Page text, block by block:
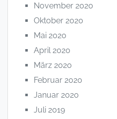
November 2020
Oktober 2020
Mai 2020
April 2020
März 2020
Februar 2020
Januar 2020
Juli 2019